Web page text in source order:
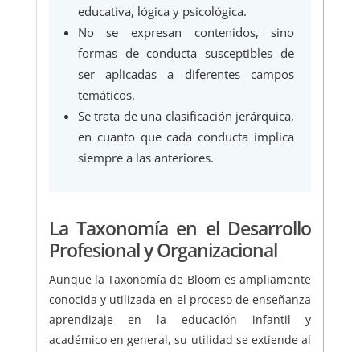
educativa, lógica y psicológica.
No se expresan contenidos, sino
formas de conducta susceptibles de
ser aplicadas a diferentes campos
temáticos.
Se trata de una clasificación jerárquica,
en cuanto que cada conducta implica
siempre a las anteriores.
La Taxonomía en el Desarrollo
Profesional y Organizacional
Aunque la Taxonomía de Bloom es ampliamente
conocida y utilizada en el proceso de enseñanza
aprendizaje en la educación infantil y
académico en general, su utilidad se extiende al